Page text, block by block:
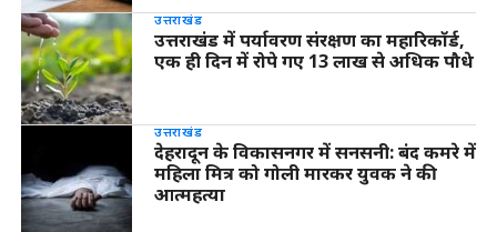
उत्तराखंड
उत्तराखंड में पर्यावरण संरक्षण का महारिकॉर्ड,
एक ही दिन में रोपे गए 13 लाख से अधिक पौधे
उत्तराखंड
देहरादून के विकासनगर में सनसनी: बंद कमरे में
महिला मित्र को गोली मारकर युवक ने की
आत्महत्या